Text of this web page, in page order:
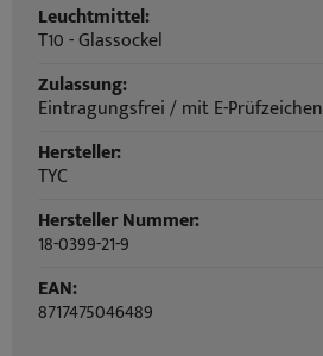
Leuchtmittel:
T10 - Glassockel
Zulassung:
Eintragungsfrei / mit E-Prüfzeichen
Hersteller:
TYC
Hersteller Nummer:
18-0399-21-9
EAN:
8717475046489